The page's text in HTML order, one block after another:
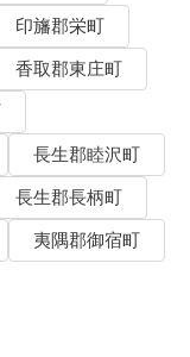
印旛郡栄町
香取郡東庄町
長生郡睦沢町
長生郡長柄町
夷隅郡御宿町